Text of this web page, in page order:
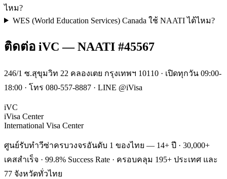
ไหม?
WES (World Education Services) Canada ใช้ NAATI ได้ไหม?
ติดต่อ iVC — NAATI #45567
246/1 ซ.สุขุมวิท 22 คลองเตย กรุงเทพฯ 10110 · เปิดทุกวัน 09:00-
18:00 · โทร 080-557-8887 · LINE @iVisa
iVC
iVisa Center
International Visa Center
ศูนย์รับทำวีซ่าครบวงจรอันดับ 1 ของไทย — 14+ ปี · 30,000+
เคสสำเร็จ · 99.8% Success Rate · ครอบคลุม 195+ ประเทศ และ
77 จังหวัดทั่วไทย